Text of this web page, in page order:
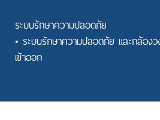
ระบบรักษาความปลอดภัย
• ระบบรักษาความปลอดภัย และกล้อง
เข้าออก